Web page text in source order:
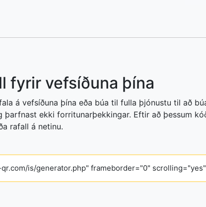
fyrir vefsíðuna þína
á vefsíðuna þína eða búa til fulla þjónustu til að
þarfnast ekki forritunarþekkingar. Eftir að þessum
rafall á netinu.
is/generator.php" frameborder="0"